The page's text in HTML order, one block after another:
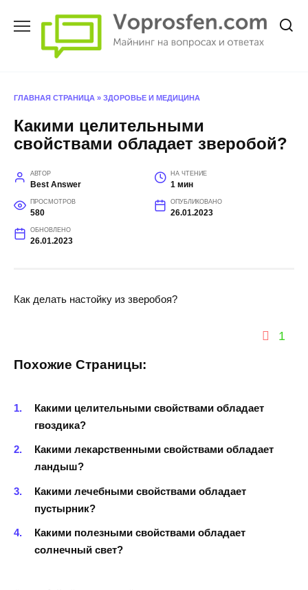
ГЛАВНАЯ СТРАНИЦА » ЗДОРОВЬЕ И МЕДИЦИНА
Какими целительными
свойствами обладает зверобой?
АВТОР
Best Answer
НА ЧТЕНИЕ
1 мин
ПРОСМОТРОВ
580
ОПУБЛИКОВАНО
26.01.2023
ОБНОВЛЕНО
26.01.2023
Как делать настойку из зверобоя?
1
Похожие Страницы:
Какими целительными свойствами обладает
гвоздика?
Какими лекарственными свойствами обладает
ландыш?
Какими лечебными свойствами обладает
пустырник?
Какими полезными свойствами обладает
солнечный свет?